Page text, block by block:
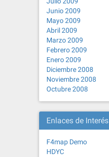
Junio 2009
Mayo 2009
Abril 2009
Marzo 2009
Febrero 2009
Enero 2009
Diciembre 2008
Noviembre 2008
Octubre 2008
Enlaces de Interés
F4map Demo
HDYC